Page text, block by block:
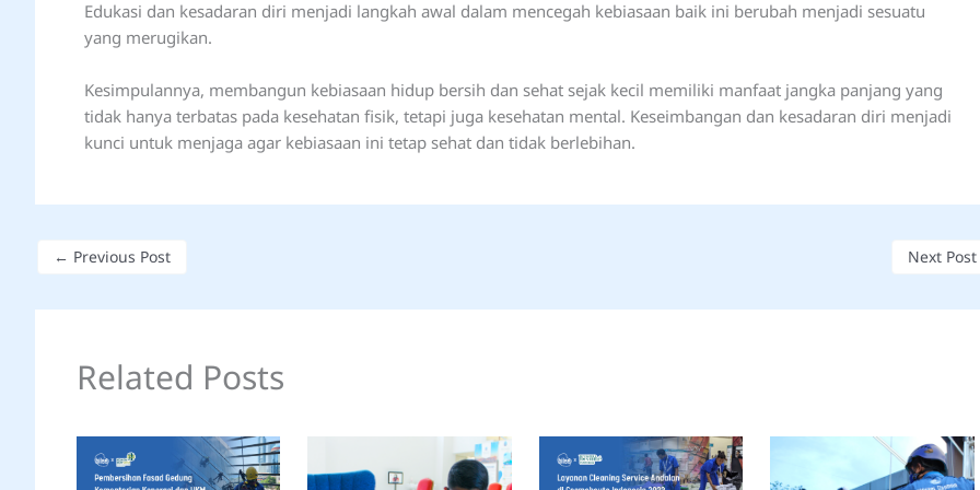
Edukasi dan kesadaran diri menjadi langkah awal dalam mencegah kebiasaan baik ini berubah menjadi sesuatu
yang merugikan.
Kesimpulannya, membangun kebiasaan hidup bersih dan sehat sejak kecil memiliki manfaat jangka panjang yang
tidak hanya terbatas pada kesehatan fisik, tetapi juga kesehatan mental. Keseimbangan dan kesadaran diri menjadi
kunci untuk menjaga agar kebiasaan ini tetap sehat dan tidak berlebihan.
← Previous Post Next Post
Related Posts